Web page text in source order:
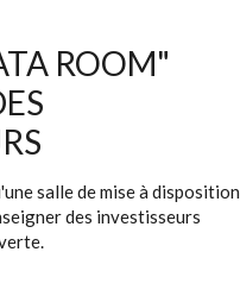
ROOM"
salle de mise à disposition
des investisseurs